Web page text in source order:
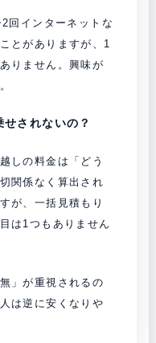
回インターネットな
とがありますが、1
りません。興味が
されないの？
しの料金は「どう
関係なく算出され
が、一括見積もり
は1つもありません
」が重視されるの
は逆に安くなりや